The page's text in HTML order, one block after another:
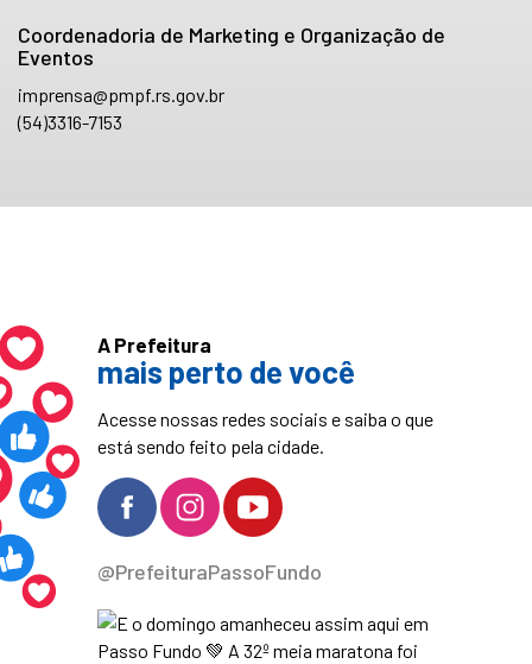
Coordenadoria de Marketing e Organização de
Eventos
imprensa@pmpf.rs.gov.br
(54)3316-7153
A Prefeitura
mais perto de você
Acesse nossas redes sociais e saiba o que
está sendo feito pela cidade.
@PrefeituraPassoFundo